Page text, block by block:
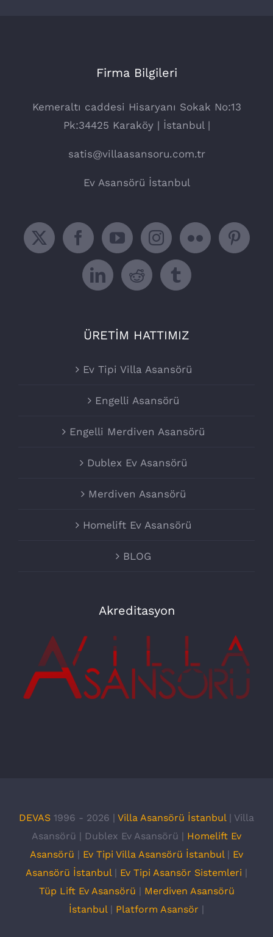
Firma Bilgileri
Kemeraltı caddesi Hisaryanı Sokak No:13
Pk:34425 Karaköy | İstanbul |
satis@villaasansoru.com.tr
Ev Asansörü İstanbul
ÜRETİM HATTIMIZ
Ev Tipi Villa Asansörü
Engelli Asansörü
Engelli Merdiven Asansörü
Dublex Ev Asansörü
Merdiven Asansörü
Homelift Ev Asansörü
BLOG
Akreditasyon
DEVAS 1996 - 2026 | Villa Asansörü İstanbul| Villa
Asansörü | Dublex Ev Asansörü | Homelift Ev
Asansörü | Ev Tipi Villa Asansörü İstanbul| Ev
Asansörü İstanbul| Ev Tipi Asansör Sistemleri |
Tüp Lift Ev Asansörü | Merdiven Asansörü
İstanbul| Platform Asansör |